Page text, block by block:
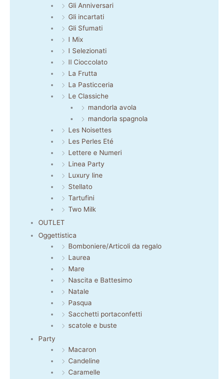
Gli Anniversari
Gli incartati
Gli Sfumati
I Mix
I Selezionati
Il Cioccolato
La Frutta
La Pasticceria
Le Classiche
mandorla avola
mandorla spagnola
Les Noisettes
Les Perles Eté
Lettere e Numeri
Linea Party
Luxury line
Stellato
Tartufini
Two Milk
OUTLET
Oggettistica
Bomboniere/Articoli da regalo
Laurea
Mare
Nascita e Battesimo
Natale
Pasqua
Sacchetti portaconfetti
scatole e buste
Party
Macaron
Candeline
Caramelle